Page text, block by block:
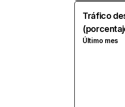
Tráfico
Último mes